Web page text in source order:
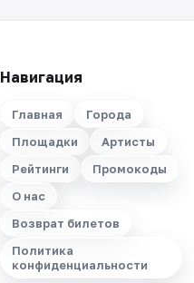
Навигация
Главная
Города
Площадки
Артисты
Рейтинги
Промокоды
О нас
Возврат билетов
Политика
конфиденциальности